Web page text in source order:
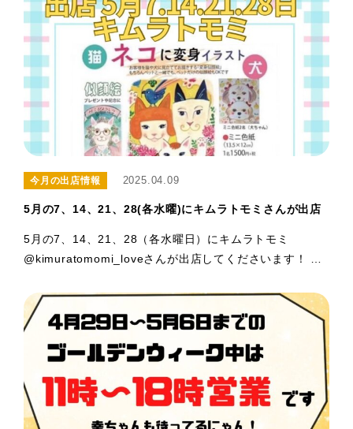
今月の出店情報 2025.04.09
5月の7、14、21、28(各水曜)にキムラトモミさんが出店
5月の7、14、21、28（各水曜日）にキムラトモミ
@kimuratomomi_loveさんが出店してくださいます！ …